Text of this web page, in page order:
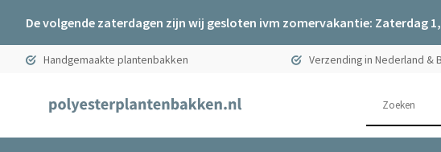
De volgende zaterdagen zijn wij gesloten ivm zomervakantie: Zaterdag
Handgemaakte plantenbakken Verzending in Nederland &